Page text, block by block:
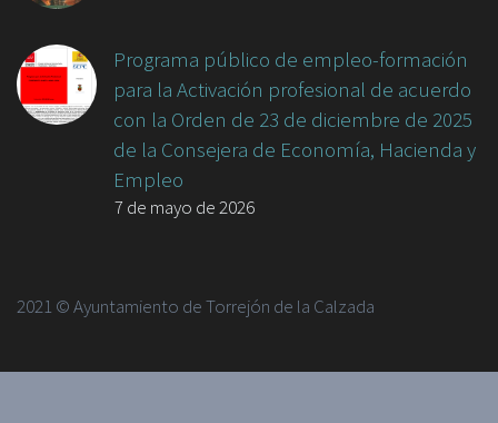
Programa público de empleo-formación
para la Activación profesional de acuerdo
con la Orden de 23 de diciembre de 2025
de la Consejera de Economía, Hacienda y
Empleo
7 de mayo de 2026
2021 © Ayuntamiento de Torrejón de la Calzada